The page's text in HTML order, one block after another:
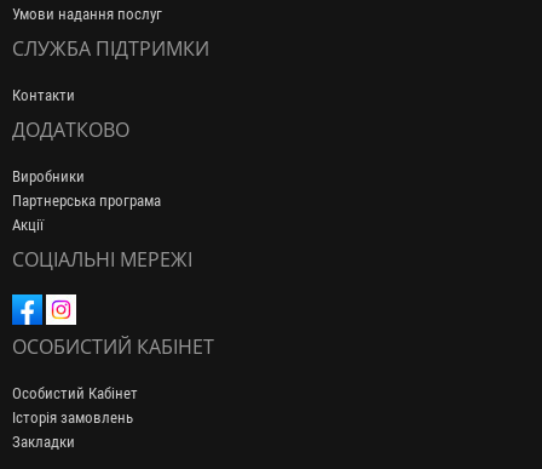
Умови надання послуг
СЛУЖБА ПІДТРИМКИ
Контакти
ДОДАТКОВО
Виробники
Партнерська програма
Акції
СОЦІАЛЬНІ МЕРЕЖІ
ОСОБИСТИЙ КАБІНЕТ
Особистий Кабінет
Історія замовлень
Закладки